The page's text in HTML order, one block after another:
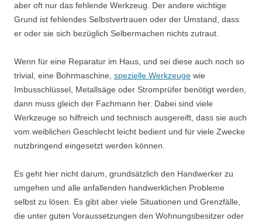
aber oft nur das fehlende Werkzeug. Der andere wichtige
Grund ist fehlendes Selbstvertrauen oder der Umstand, dass
er oder sie sich bezüglich Selbermachen nichts zutraut.
Wenn für eine Reparatur im Haus, und sei diese auch noch so
trivial, eine Bohrmaschine, spezielle Werkzeuge wie
Imbusschlüssel, Metallsäge oder Stromprüfer benötigt werden,
dann muss gleich der Fachmann her. Dabei sind viele
Werkzeuge so hilfreich und technisch ausgereift, dass sie auch
vom weiblichen Geschlecht leicht bedient und für viele Zwecke
nutzbringend eingesetzt werden können.
Es geht hier nicht darum, grundsätzlich den Handwerker zu
umgehen und alle anfallenden handwerklichen Probleme
selbst zu lösen. Es gibt aber viele Situationen und Grenzfälle,
die unter guten Voraussetzungen den Wohnungsbesitzer oder